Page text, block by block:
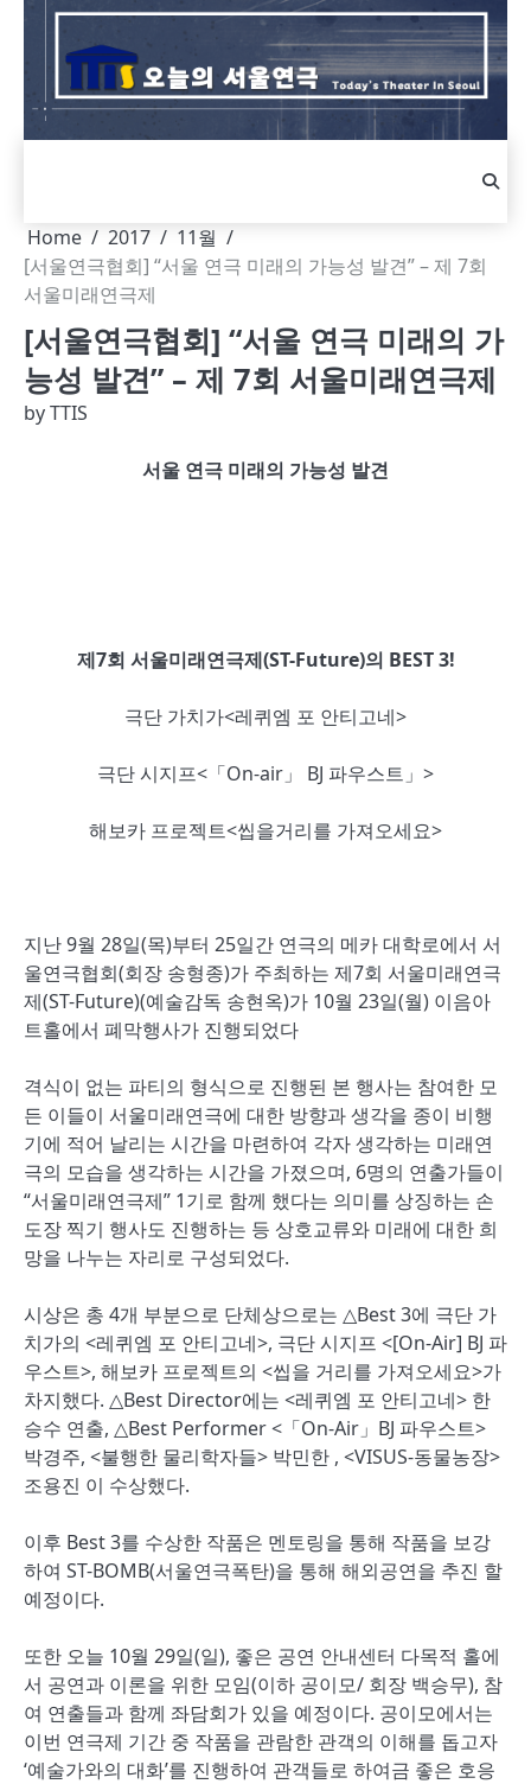
Skip
content
Home 2017
11월
[서울연극협회] “서울 연극 미래의 가능성 발견” – 제 7회
서울미래연극제
[서울연극협회] “서울 연극 미래의 가
능성 발견” – 제 7회 서울미래연극제
byTTIS
서울 연극 미래의 가능성 발견
제7회 서울미래연극제(ST-Future)의 BEST 3!
극단 가치가<레퀴엠 포 안티고네>
극단 시지프<「On-air」 BJ 파우스트」>
해보카 프로젝트<씹을거리를 가져오세요>
지난 9월 28일(목)부터 25일간 연극의 메카 대학로에서 서
울연극협회(회장 송형종)가 주최하는 제7회 서울미래연극
제(ST-Future)(예술감독 송현옥)가 10월 23일(월) 이음아
트홀에서 폐막행사가 진행되었다
격식이 없는 파티의 형식으로 진행된 본 행사는 참여한 모
든 이들이 서울미래연극에 대한 방향과 생각을 종이 비행
기에 적어 날리는 시간을 마련하여 각자 생각하는 미래연
극의 모습을 생각하는 시간을 가졌으며, 6명의 연출가들이
“서울미래연극제” 1기로 함께 했다는 의미를 상징하는 손
도장 찍기 행사도 진행하는 등 상호교류와 미래에 대한 희
망을 나누는 자리로 구성되었다.
시상은 총 4개 부분으로 단체상으로는 △Best 3에 극단 가
치가의 <레퀴엠 포 안티고네>, 극단 시지프 <[On-Air] BJ 파
우스트>, 해보카 프로젝트의 <씹을 거리를 가져오세요>가
차지했다. △Best Director에는 <레퀴엠 포 안티고네> 한
승수 연출, △Best Performer <「On-Air」BJ 파우스트>
박경주, <불행한 물리학자들> 박민한 , <VISUS-동물농장>
조용진 이 수상했다.
이후 Best 3를 수상한 작품은 멘토링을 통해 작품을 보강
하여 ST-BOMB(서울연극폭탄)을 통해 해외공연을 추진 할
예정이다.
또한 오늘 10월 29일(일), 좋은 공연 안내센터 다목적 홀에
서 공연과 이론을 위한 모임(이하 공이모/ 회장 백승무), 참
여 연출들과 함께 좌담회가 있을 예정이다. 공이모에서는
이번 연극제 기간 중 작품을 관람한 관객의 이해를 돕고자
‘예술가와의 대화’를 진행하여 관객들로 하여금 좋은 호응